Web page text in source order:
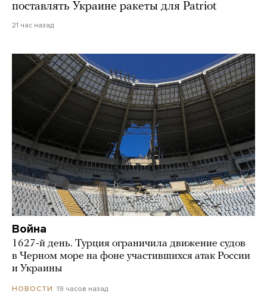
поставлять Украине ракеты для Patriot
21 час назад
Война
1627-й день. Турция ограничила движение судов
в Черном море на фоне участившихся атак России
и Украины
НОВОСТИ 19 часов назад